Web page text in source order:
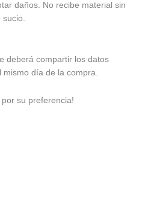
daños. No recibe material sin
sucio.
deberá compartir los datos
mismo día de la compra.
su preferencia!